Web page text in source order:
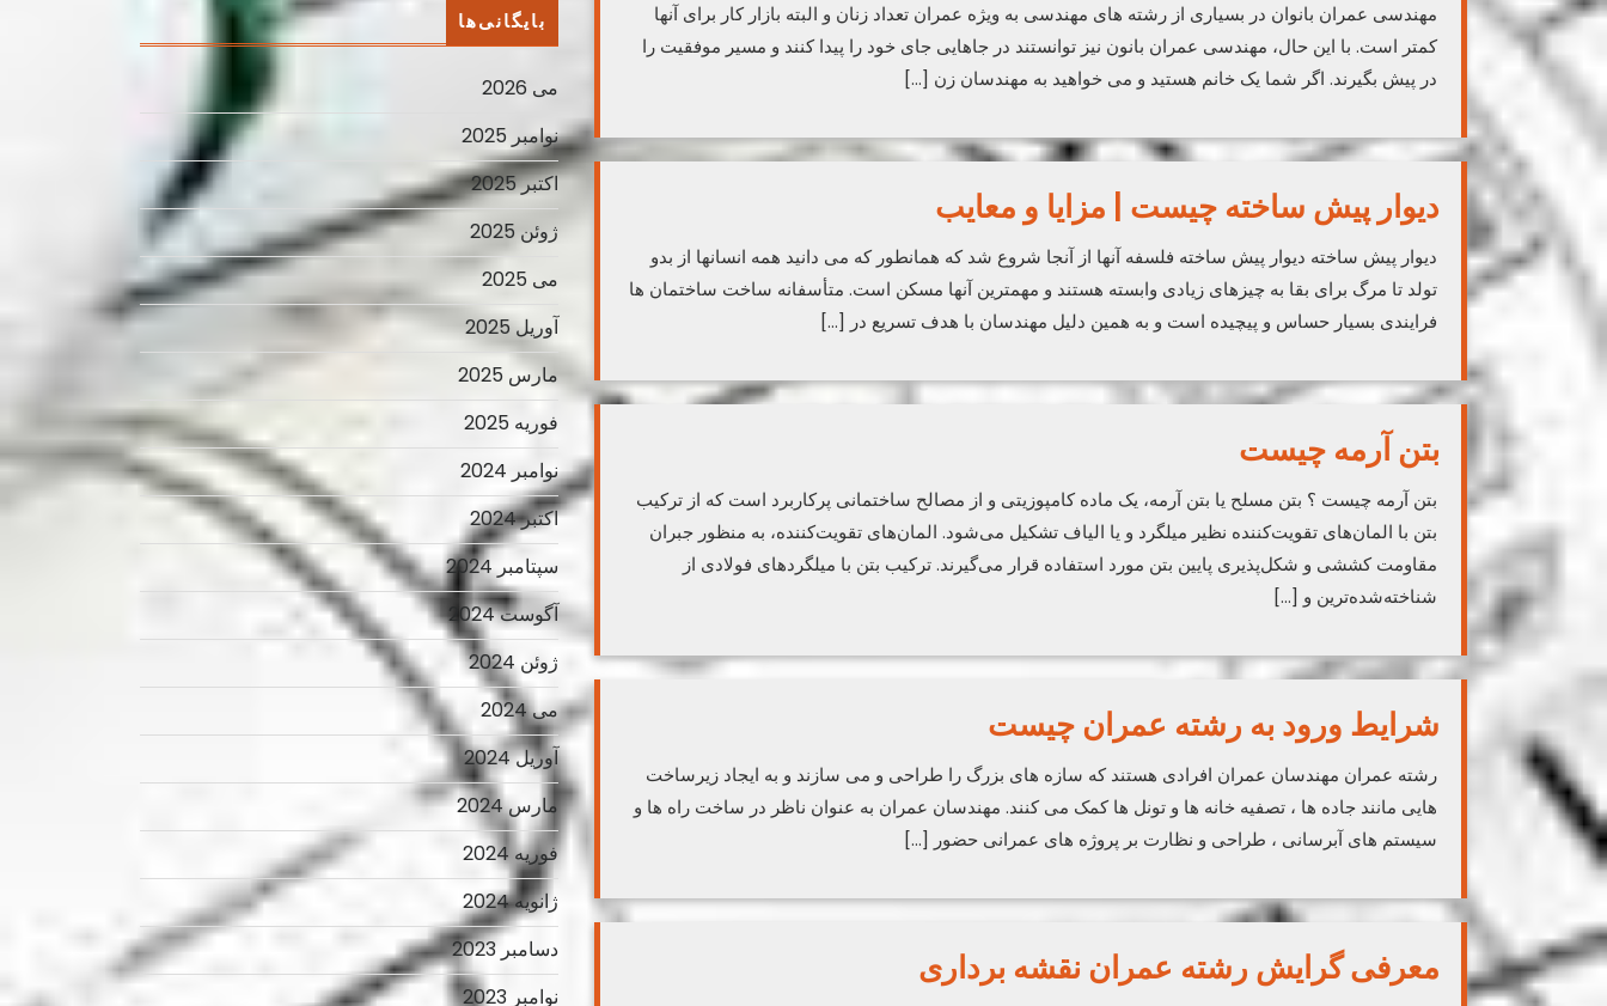
مهندسی عمران بانوان در بسیاری از رشته های مهندسی به ویژه عمران تعداد زنان و البته بازار کار برای آنها
کمتر است. با این حال، مهندسی عمران بانون نیز توانستند در جاهایی جای خود را پیدا کنند و مسیر موفقیت را
در پیش بگیرند. اگر شما یک خانم هستید و می خواهید به مهندسان زن […]
دیوار پیش ساخته چیست | مزایا و معایب
دیوار پیش ساخته دیوار پیش ساخته فلسفه آنها از آنجا شروع شد که همانطور که می دانید همه انسانها از بدو
تولد تا مرگ برای بقا به چیزهای زیادی وابسته هستند و مهمترین آنها مسکن است. متأسفانه ساخت ساختمان ها
فرایندی بسیار حساس و پیچیده است و به همین دلیل مهندسان با هدف تسریع در […]
بتن آرمه چیست
بتن آرمه چیست ؟ بتن مسلح یا بتن آرمه، یک ماده کامپوزیتی و از مصالح ساختمانی پرکاربرد است که از ترکیب
بتن با المان‌های تقویت‌کننده نظیر میلگرد و یا الیاف تشکیل می‌شود. المان‌های تقویت‌کننده، به منظور جبران
مقاومت کششی و شکل‌پذیری پایین بتن مورد استفاده قرار می‌گیرند. ترکیب بتن با میلگردهای فولادی از
شناخته‌شده‌ترین و […]
شرایط ورود به رشته عمران چیست
رشته عمران مهندسان عمران افرادی هستند که سازه های بزرگ را طراحی و می سازند و به ایجاد زیرساخت
هایی مانند جاده ها ، تصفیه خانه ها و تونل ها کمک می کنند. مهندسان عمران به عنوان ناظر در ساخت راه ها و
سیستم های آبرسانی ، طراحی و نظارت بر پروژه های عمرانی حضور […]
معرفی گرایش رشته عمران نقشه برداری
بایگانی‌ها
می 2026
نوامبر 2025
اکتبر 2025
ژوئن 2025
می 2025
آوریل 2025
مارس 2025
فوریه 2025
نوامبر 2024
اکتبر 2024
سپتامبر 2024
آگوست 2024
ژوئن 2024
می 2024
آوریل 2024
مارس 2024
فوریه 2024
ژانویه 2024
دسامبر 2023
نوامبر 2023